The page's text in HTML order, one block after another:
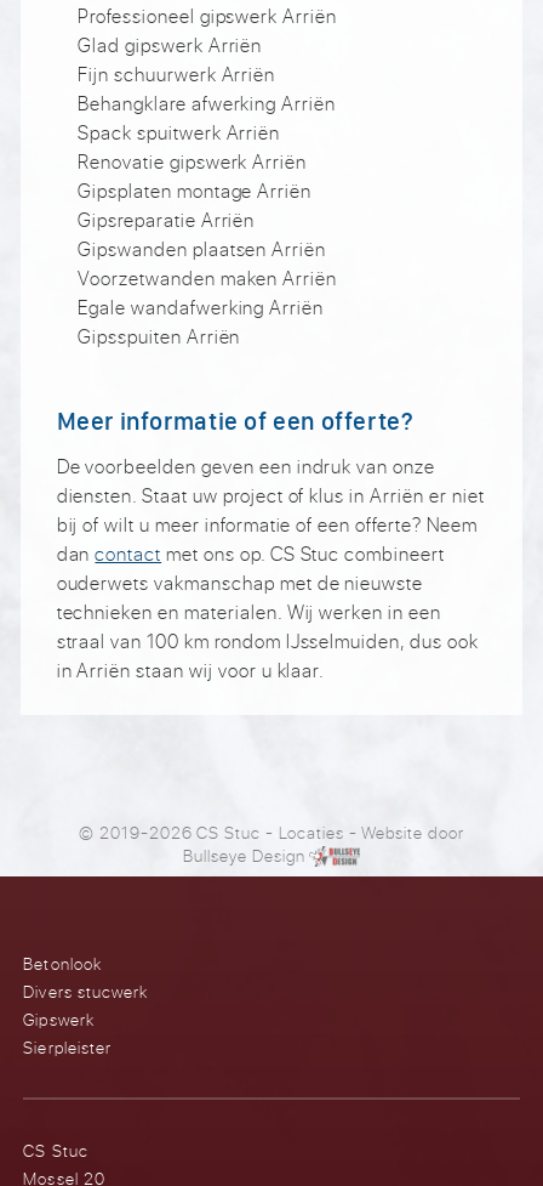
Professioneel gipswerk Arriën
Glad gipswerk Arriën
Fijn schuurwerk Arriën
Behangklare afwerking Arriën
Spack spuitwerk Arriën
Renovatie gipswerk Arriën
Gipsplaten montage Arriën
Gipsreparatie Arriën
Gipswanden plaatsen Arriën
Voorzetwanden maken Arriën
Egale wandafwerking Arriën
Gipsspuiten Arriën
Meer informatie of een offerte?
De voorbeelden geven een indruk van onze
diensten. Staat uw project of klus in Arriën er niet
bij of wilt u meer informatie of een offerte? Neem
dancontact met ons op. CS Stuc combineert
ouderwets vakmanschap met de nieuwste
technieken en materialen. Wij werken in een
straal van 100 km rondom IJsselmuiden, dus ook
in Arriën staan wij voor u klaar.
© 2019-2026 CS Stuc- Locaties - Website door
Bullseye Design
Betonlook
Divers stucwerk
Gipswerk
Sierpleister
CS Stuc
Mossel 20